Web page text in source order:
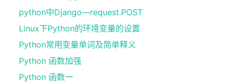
python中Django—request.POST
Linux下Python的环境变量的设置
Python常用变量单词及简单释义
Python 函数加强
Python 函数一